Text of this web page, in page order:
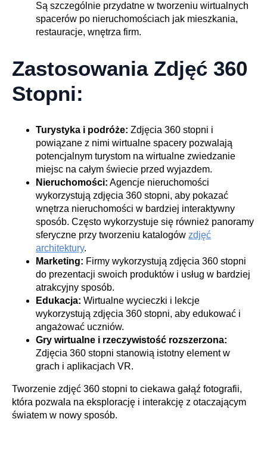
Są szczególnie przydatne w tworzeniu wirtualnych
spacerów po nieruchomościach jak mieszkania,
restauracje, wnętrza firm.
Zastosowania Zdjęć 360
Stopni:
Turystyka i podróże: Zdjęcia 360 stopni i
powiązane z nimi wirtualne spacery pozwalają
potencjalnym turystom na wirtualne zwiedzanie
miejsc na całym świecie przed wyjazdem.
Nieruchomości: Agencje nieruchomości
wykorzystują zdjęcia 360 stopni, aby pokazać
wnętrza nieruchomości w bardziej interaktywny
sposób. Często wykorzystuje się również panoramy
sferyczne przy tworzeniu katalogów zdjęć
architektury.
Marketing: Firmy wykorzystują zdjęcia 360 stopni
do prezentacji swoich produktów i usług w bardziej
atrakcyjny sposób.
Edukacja: Wirtualne wycieczki i lekcje
wykorzystują zdjęcia 360 stopni, aby edukować i
angażować uczniów.
Gry wirtualne i rzeczywistość rozszerzona:
Zdjęcia 360 stopni stanowią istotny element w
grach i aplikacjach VR.
Tworzenie zdjęć 360 stopni to ciekawa gałąź fotografii,
która pozwala na eksplorację i interakcję z otaczającym
światem w nowy sposób.